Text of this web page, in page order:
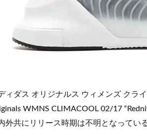
ィダス オリジナルス ウィメンズ クラ
WMNS CLIMACOOL 02/17
外共にリリース時期は不明となってい